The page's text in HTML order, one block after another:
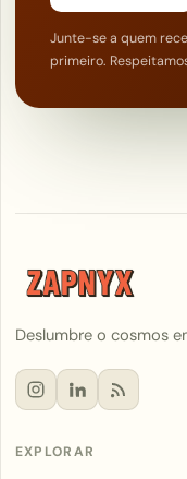
Junte-se a quem
primeiro.
Deslumbre o cosmos
EXPLORAR